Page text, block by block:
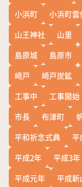
小浜町 小浜町雲
山王神社
山里
島原城
島原市
崎戸
崎戸炭鉱
工事中
工事開始
市長
布津町
平和祈念式典
平
平成2年
平成3年
平成元年
平成新